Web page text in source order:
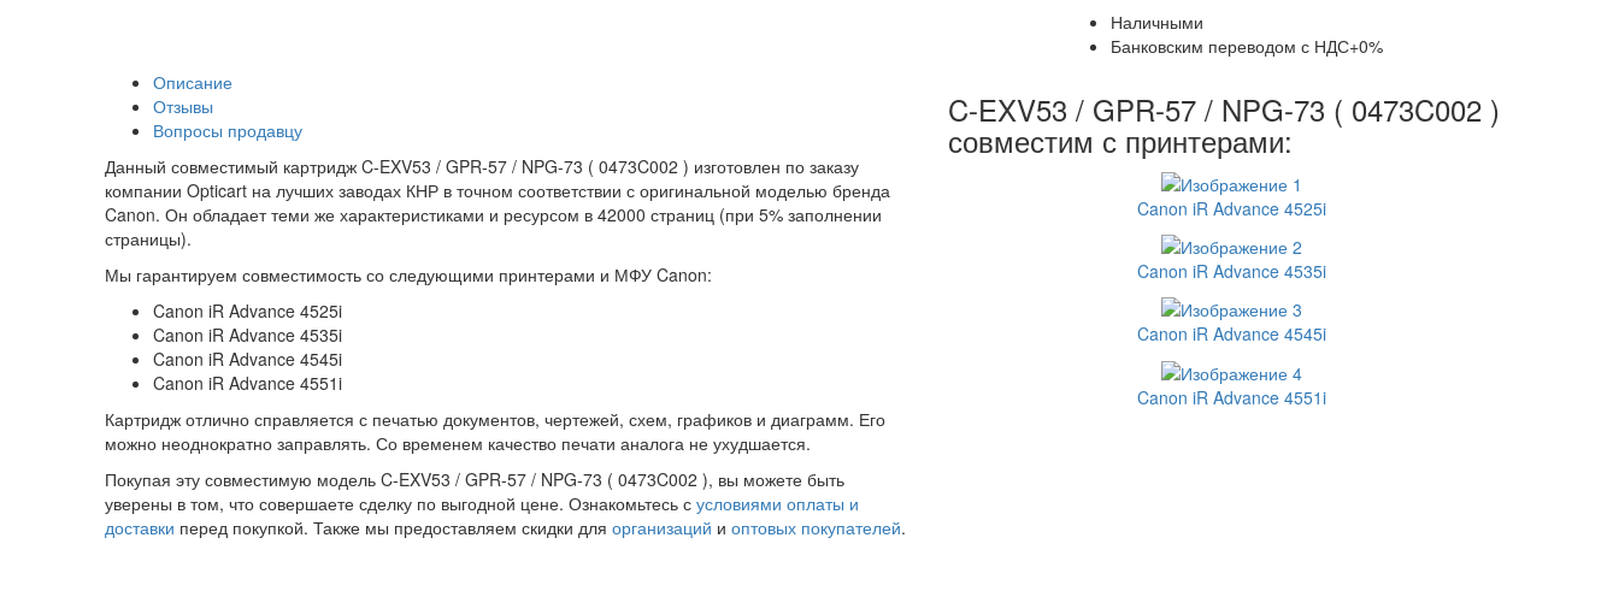
Наличными
Банковским переводом с НДС+0%
Описание
Отзывы
Вопросы продавцу
Данный совместимый картридж C-EXV53 / GPR-57 / NPG-73 ( 0473C002 ) изготовлен по заказу
компании Opticart на лучших заводах КНР в точном соответствии с оригинальной моделью бренда
Canon. Он обладает теми же характеристиками и ресурсом в 42000 страниц (при 5% заполнении
страницы).
Мы гарантируем совместимость со следующими принтерами и МФУ Canon:
Canon iR Advance 4525i
Canon iR Advance 4535i
Canon iR Advance 4545i
Canon iR Advance 4551i
Картридж отлично справляется с печатью документов, чертежей, схем, графиков и диаграмм. Его
можно неоднократно заправлять. Со временем качество печати аналога не ухудшается.
Покупая эту совместимую модель C-EXV53 / GPR-57 / NPG-73 ( 0473C002 ), вы можете быть
уверены в том, что совершаете сделку по выгодной цене. Ознакомьтесь с условиями оплаты и
доставки перед покупкой. Также мы предоставляем скидки для организаций и оптовых покупателей.
C-EXV53 / GPR-57 / NPG-73 ( 0473C002 )
совместим с принтерами:
Canon iR Advance 4525i
Canon iR Advance 4535i
Canon iR Advance 4545i
Canon iR Advance 4551i